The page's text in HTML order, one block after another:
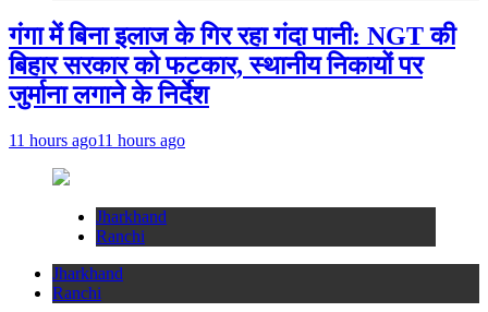
गंगा में बिना इलाज के गिर रहा गंदा पानी: NGT की
बिहार सरकार को फटकार, स्थानीय निकायों पर
जुर्माना लगाने के निर्देश
11 hours ago11 hours ago
Jharkhand
Ranchi
Jharkhand
Ranchi